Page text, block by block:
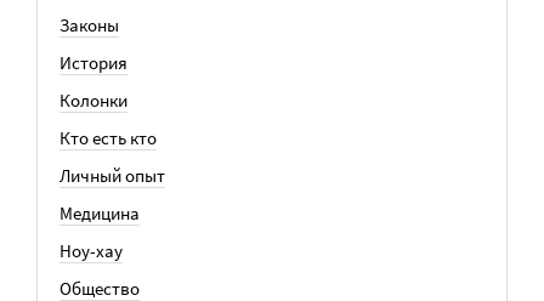
Законы
История
Колонки
Кто есть кто
Личный опыт
Медицина
Ноу-хау
Общество